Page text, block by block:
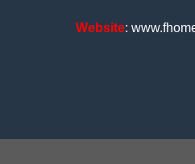
Website: